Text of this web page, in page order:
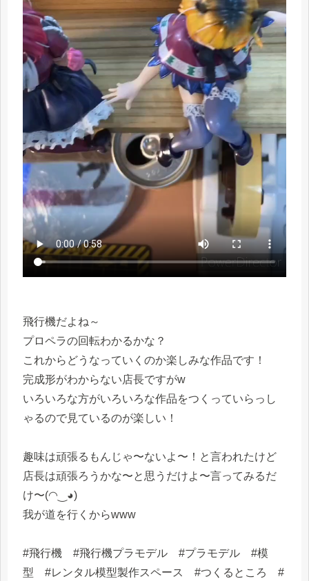
飛行機だよね～
プロペラの回転わかるかな？
これからどうなっていくのか楽しみな作品です！
完成形がわからない店長ですがw
いろいろな方がいろいろな作品をつくっていらっし
ゃるので見ているのが楽しい！
趣味は頑張るもんじゃ〜ないよ〜！と言われたけど
店長は頑張ろうかな〜と思うだけよ〜言ってみるだ
け〜(⁠◠⁠‿⁠◕⁠)
我が道を行くからwww
#飛行機 #飛行機プラモデル #プラモデル #模
型 #レンタル模型製作スペース #つくるところ #